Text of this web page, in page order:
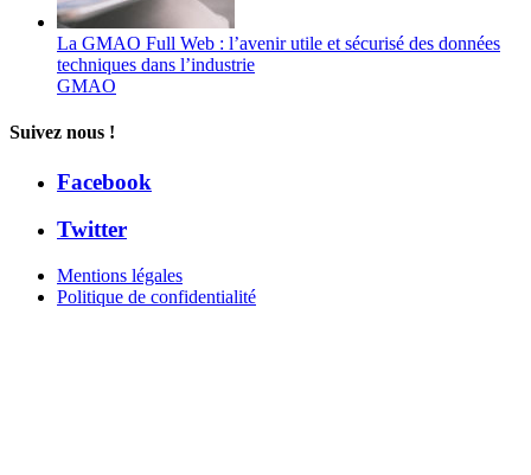
La GMAO Full Web : l’avenir utile et sécurisé des données
techniques dans l’industrie
GMAO
Suivez nous !
Facebook
Twitter
Mentions légales
Politique de confidentialité